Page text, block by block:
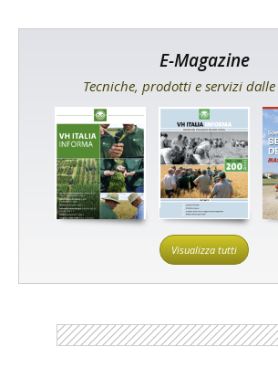
E-Magazine
Tecniche, prodotti e servizi
Visualizza tutti